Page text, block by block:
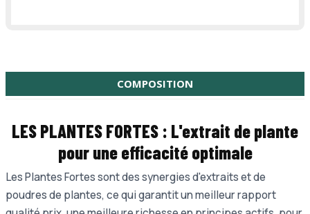
COMPOSITION
LES PLANTES FORTES : L'extrait de plante
pour une efficacité optimale
Les Plantes Fortes sont des synergies d'extraits et de
poudres de plantes, ce qui garantit un meilleur rapport